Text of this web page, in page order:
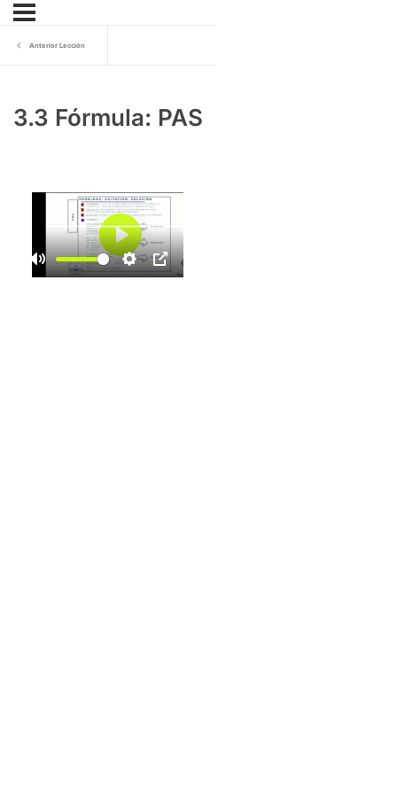
Anterior Lección
3.3 Fórmula: PAS